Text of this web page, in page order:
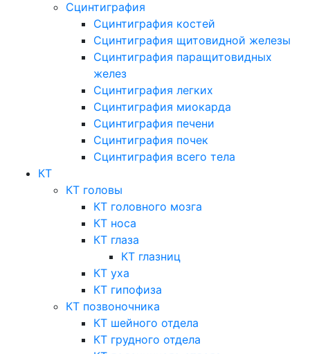
Сцинтиграфия
Сцинтиграфия костей
Сцинтиграфия щитовидной железы
Сцинтиграфия паращитовидных
желез
Сцинтиграфия легких
Сцинтиграфия миокарда
Сцинтиграфия печени
Сцинтиграфия почек
Сцинтиграфия всего тела
КТ
КТ головы
КТ головного мозга
КТ носа
КТ глаза
КТ глазниц
КТ уха
КТ гипофиза
КТ позвоночника
КТ шейного отдела
КТ грудного отдела